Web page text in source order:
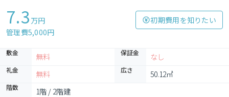
7.3 万円
管理費5,000円
初期費用を知りたい
敷金 無料 保証金 なし
礼金 無料 広さ 50.12㎡
階数 1階 / 2階建